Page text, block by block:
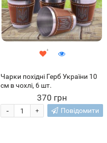
Чарки похідні Герб України 10
см в чохлі, 6 шт.
370 грн
+
- Повідомити